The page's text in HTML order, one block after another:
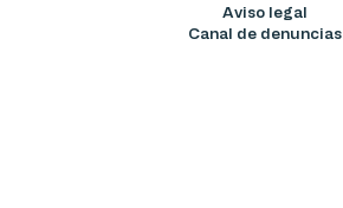
Aviso legal
Canal de denuncias